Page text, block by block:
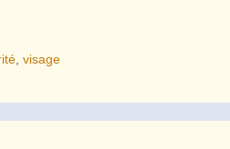
,visage